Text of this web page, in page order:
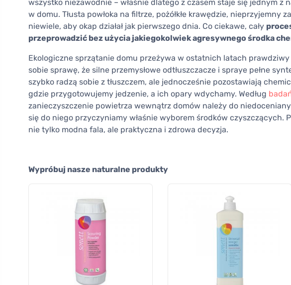
wszystko niezawodnie – właśnie dlatego z czasem staje się jednym
w domu. Tłusta powłoka na filtrze, pożółkłe krawędzie, nieprzyjemny
niewiele, aby okap działał jak pierwszego dnia. Co ciekawe, cały
przeprowadzić bez użycia jakiegokolwiek agresywnego środka
Ekologiczne sprzątanie domu przeżywa w ostatnich latach
sobie sprawę, że silne przemysłowe odtłuszczacze i spraye pełne
szybko radzą sobie z tłuszczem, ale jednocześnie pozostawiają
gdzie przygotowujemy jedzenie, a ich opary wdychamy. Według
zanieczyszczenie powietrza wewnątrz domów należy do
się do niego przyczyniamy właśnie wyborem środków czyszczących.
nie tylko modna fala, ale praktyczna i zdrowa decyzja.
Wypróbuj nasze naturalne produkty